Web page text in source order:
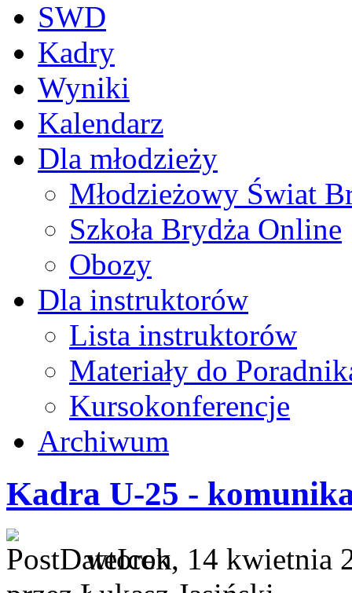
SWD
Kadry
Wyniki
Kalendarz
Dla młodzieży
Młodzieżowy Świat
Szkoła Brydża Online
Obozy
Dla instruktorów
Lista instruktorów
Materiały do
Kursokonferencje
Archiwum
Kadra U-25 -
wtorek, 14 kwietnia